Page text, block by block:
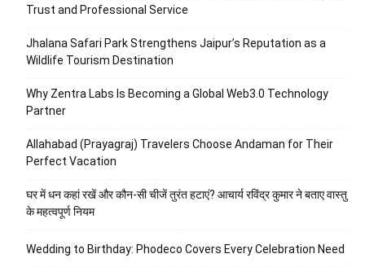
Trust and Professional Service
Jhalana Safari Park Strengthens Jaipur’s Reputation as a
Wildlife Tourism Destination
Why Zentra Labs Is Becoming a Global Web3.0 Technology
Partner
Allahabad (Prayagraj) Travelers Choose Andaman for Their
Perfect Vacation
घर में धन कहां रखें और कौन-सी चीजें तुरंत हटाएं? आचार्य रविंद्र कुमार ने बताए वास्तु
के महत्वपूर्ण नियम
Wedding to Birthday: Phodeco Covers Every Celebration Need